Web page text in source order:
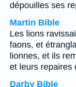
dépouilles ses
Martin Bible
Les lions
faons, et
lionnes, et ils
et leurs repaires
Darby Bible